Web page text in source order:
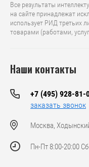
Все результаты
на сайте принадлежат
использует РИД третьих
товарами (работами,
Наши контакты
+7 (495) 928-81-
заказать звонок
Москва,
Пн-Пт 8:00-20:00